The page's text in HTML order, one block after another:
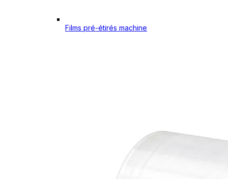
Films pré-étirés machine